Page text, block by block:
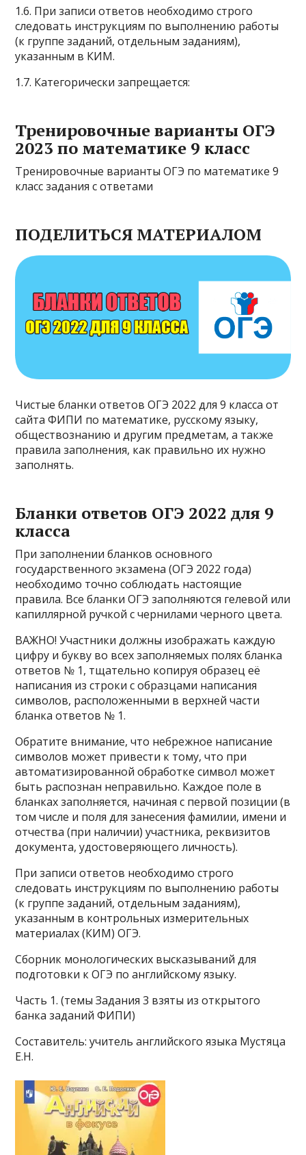
1.6. При записи ответов необходимо строго
следовать инструкциям по выполнению работы
(к группе заданий, отдельным заданиям),
указанным в КИМ.
1.7. Категорически запрещается:
Тренировочные варианты ОГЭ
2023 по математике 9 класс
Тренировочные варианты ОГЭ по математике 9
класс задания с ответами
ПОДЕЛИТЬСЯ МАТЕРИАЛОМ
Чистые бланки ответов ОГЭ 2022 для 9 класса от
сайта ФИПИ по математике, русскому языку,
обществознанию и другим предметам, а также
правила заполнения, как правильно их нужно
заполнять.
Бланки ответов ОГЭ 2022 для 9
класса
При заполнении бланков основного
государственного экзамена (ОГЭ 2022 года)
необходимо точно соблюдать настоящие
правила. Все бланки ОГЭ заполняются гелевой или
капиллярной ручкой с чернилами черного цвета.
ВАЖНО! Участники должны изображать каждую
цифру и букву во всех заполняемых полях бланка
ответов № 1, тщательно копируя образец её
написания из строки с образцами написания
символов, расположенными в верхней части
бланка ответов № 1.
Обратите внимание, что небрежное написание
символов может привести к тому, что при
автоматизированной обработке символ может
быть распознан неправильно. Каждое поле в
бланках заполняется, начиная с первой позиции (в
том числе и поля для занесения фамилии, имени и
отчества (при наличии) участника, реквизитов
документа, удостоверяющего личность).
При записи ответов необходимо строго
следовать инструкциям по выполнению работы
(к группе заданий, отдельным заданиям),
указанным в контрольных измерительных
материалах (КИМ) ОГЭ.
Сборник монологических высказываний для
подготовки к ОГЭ по английскому языку.
Часть 1. (темы Задания 3 взяты из открытого
банка заданий ФИПИ)
Составитель: учитель английского языка Мустяца
Е.Н.